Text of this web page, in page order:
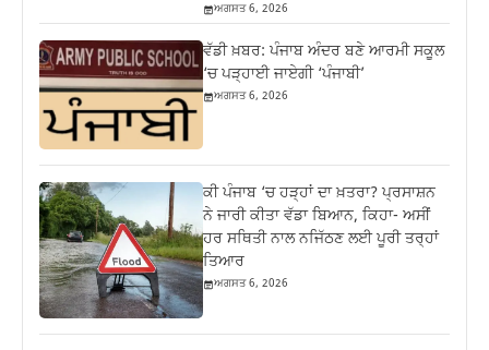
ਅਗਸਤ 6, 2026
ਵੱਡੀ ਖ਼ਬਰ: ਪੰਜਾਬ ਅੰਦਰ ਬਣੇ ਆਰਮੀ ਸਕੂਲ
‘ਚ ਪੜ੍ਹਾਈ ਜਾਏਗੀ ‘ਪੰਜਾਬੀ’
ਅਗਸਤ 6, 2026
ਕੀ ਪੰਜਾਬ ‘ਚ ਹੜ੍ਹਾਂ ਦਾ ਖ਼ਤਰਾ? ਪ੍ਰਸਾਸ਼ਨ
ਨੇ ਜਾਰੀ ਕੀਤਾ ਵੱਡਾ ਬਿਆਨ, ਕਿਹਾ- ਅਸੀਂ
ਹਰ ਸਥਿਤੀ ਨਾਲ ਨਜਿੱਠਣ ਲਈ ਪੂਰੀ ਤਰ੍ਹਾਂ
ਤਿਆਰ
ਅਗਸਤ 6, 2026